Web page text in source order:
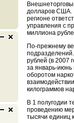
долларов США.
регионе
управления с
миллиона
По-прежнему
рублей (в 2007
за январь-
оборотом
килограммов
В 1 полугодии
проведению
тысячи единиц